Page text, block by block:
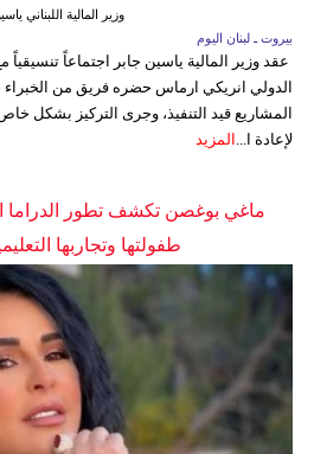
وزير المالية اللبناني
بيروت ـ لبنان اليوم
عقد وزير المالية ياسين جابر اجتماعاً
الدولي انريكي ارماس حضره فريق من
لإعادة ا...
المزيد
ماغي بوغصن تكشف تطور الدراما
طفولتها وتجاربها